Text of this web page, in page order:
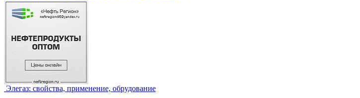
Элегаз: свойства, применение, обрудование